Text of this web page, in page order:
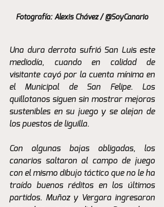
Fotografía: Alexis Chávez / @SoyCanario
Una dura derrota sufrió San Luis este
mediodía, cuando en calidad de
visitante cayó por la cuenta mínima en
el Municipal de San Felipe. Los
quillotanos siguen sin mostrar mejoras
sustenibles en su juego y se alejan de
los puestos de liguilla.
Con algunas bajas obligadas, los
canarios saltaron al campo de juego
con el mismo dibujo táctico que no le ha
traído buenos réditos en los últimos
partidos. Muñoz y Vergara ingresaron